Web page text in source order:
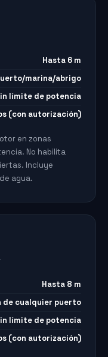
Hasta 6 m
marina/abrigo
límite de potencia
(con autorización)
en zonas
No habilita
Incluye
agua.
Hasta 8 m
de cualquier puerto
límite de potencia
(con autorización)